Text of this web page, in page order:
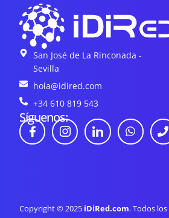
San José de La Rinconada -
Sevilla
hola@idired.com
+34 610 819 543
Síguenos:
Copyright © 2025 iDiRed.com. Todos